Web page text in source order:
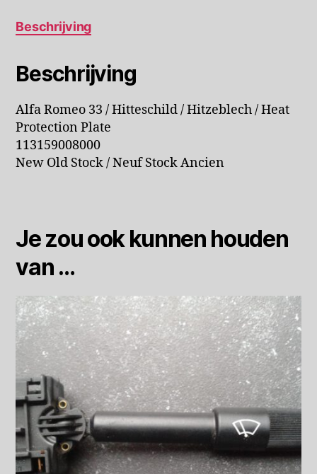
Beschrijving
Beschrijving
Alfa Romeo 33 / Hitteschild / Hitzeblech / Heat
Protection Plate
113159008000
New Old Stock / Neuf Stock Ancien
Je zou ook kunnen houden
van …